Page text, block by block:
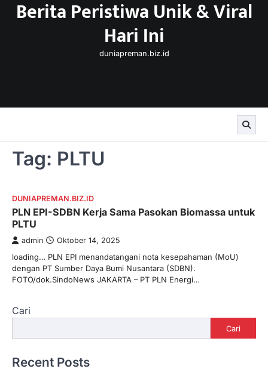
SkipBerita Peristiwa Unik & Viral
Hari Ini
duniapreman.biz.id
Tag: PLTU
DUNIAPREMAN.BIZ.ID
PLN EPI-SDBN Kerja Sama Pasokan Biomassa untuk
PLTU
admin Oktober 14, 2025
loading… PLN EPI menandatangani nota kesepahaman (MoU)
dengan PT Sumber Daya Bumi Nusantara (SDBN).
FOTO/dok.SindoNews JAKARTA – PT PLN Energi…
Cari
Cari
Recent Posts